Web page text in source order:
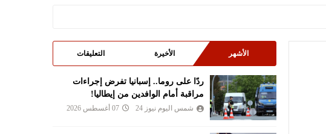
الأشهر الأخيرة التعليقات
ردًا على روما.. إسبانيا تفرض إجراءات
مراقبة أمام الوافدين من إيطاليا!
شمس اليوم نيوز 24 07 أغسطس 2026